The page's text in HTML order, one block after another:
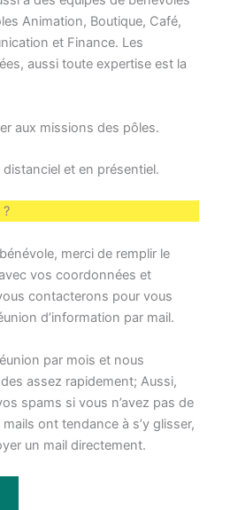
Animation, Boutique, Café,
et Finance. Les
aussi toute expertise est la
aux missions des pôles.
et en présentiel.
merci de remplir le
vos coordonnées et
contacterons pour vous
d’information par mail.
par mois et nous
assez rapidement; Aussi,
spams si vous n’avez pas de
ont tendance à s’y glisser,
un mail directement.